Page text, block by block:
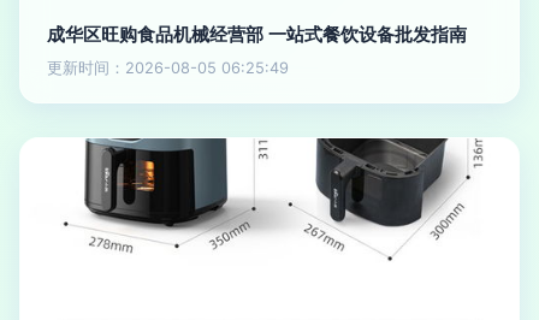
成华区旺购食品机械经营部 一站式餐饮设备批发指南
更新时间：2026-08-05 06:25:49